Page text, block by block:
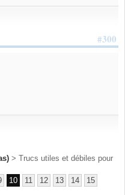
#300
> Trucs utiles et débiles pour
10 11 12 13 14
15